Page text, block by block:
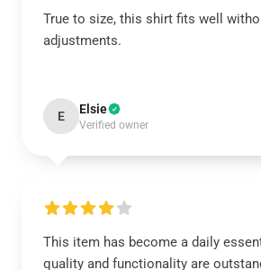
True to size, this shirt fits well
adjustments.
E Elsie
Verified owner
This item has become a daily
quality and functionality are